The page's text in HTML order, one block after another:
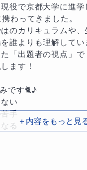
役で京都大学に進
わってきました。
のカリキュラムや、
誰よりも理解してい
「出題者の視点」
ます！
です🐈♪
い
手
る
いきましょう！
＋内容をもっと見